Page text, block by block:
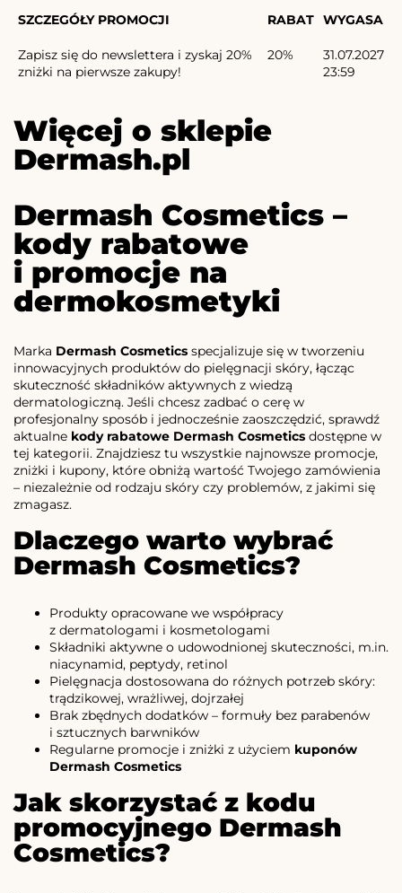
SZCZEGÓŁY PROMOCJI RABAT WYGASA
Zapisz się do newslettera i zyskaj 20%
zniżki na pierwsze zakupy!
20%
31.07.2027
23:59
Więcej o sklepie
Dermash.pl
Dermash Cosmetics –
kody rabatowe
i promocje na
dermokosmetyki
Marka Dermash Cosmetics specjalizuje się w tworzeniu
innowacyjnych produktów do pielęgnacji skóry, łącząc
skuteczność składników aktywnych z wiedzą
dermatologiczną. Jeśli chcesz zadbać o cerę w
profesjonalny sposób i jednocześnie zaoszczędzić, sprawdź
aktualne kody rabatowe Dermash Cosmetics dostępne w
tej kategorii. Znajdziesz tu wszystkie najnowsze promocje,
zniżki i kupony, które obniżą wartość Twojego zamówienia
– niezależnie od rodzaju skóry czy problemów, z jakimi się
zmagasz.
Dlaczego warto wybrać
Dermash Cosmetics?
Produkty opracowane we współpracy
z dermatologami i kosmetologami
Składniki aktywne o udowodnionej skuteczności, m.in.
niacynamid, peptydy, retinol
Pielęgnacja dostosowana do różnych potrzeb skóry:
trądzikowej, wrażliwej, dojrzałej
Brak zbędnych dodatków – formuły bez parabenów
i sztucznych barwników
Regularne promocje i zniżki z użyciem kuponów
Dermash Cosmetics
Jak skorzystać z kodu
promocyjnego Dermash
Cosmetics?